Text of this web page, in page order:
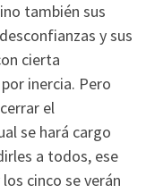
también sus
y sus
cierta
inercia. Pero
el
se hará cargo
a todos, ese
cinco se verán